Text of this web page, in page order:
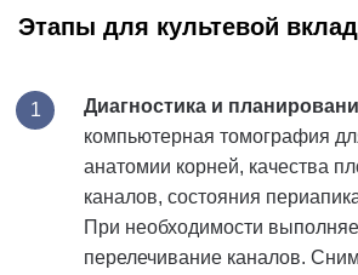
Этапы для культевой
Диагностика и
компьютерная томография
анатомии корней, качества
каналов, состояния
При необходимости
перелечивание каналов.